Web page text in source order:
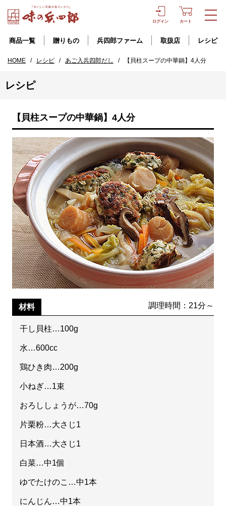
ログイン カート
商品一覧 贈りもの 兵四郎ファーム 取扱店 レシピ
HOME / レシピ / あご入兵四郎だし / 【貝柱スープの中華鍋】4人分
レシピ
【貝柱スープの中華鍋】4人分
材料 調理時間：21分～
干し貝柱…100g
水…600cc
鶏ひき肉…200g
小ねぎ…1束
おろししょうが…70g
片栗粉…大さじ1
日本酒…大さじ1
白菜…中1個
ゆでたけのこ…中1本
にんじん…中1本